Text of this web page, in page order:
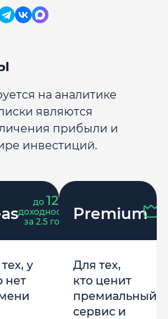
на аналитике
являются
прибыли и
инвестиций.
до 121
доходность
за 2.5 года
у
нет
Premium
Для тех,
кто ценит
премиальный
сервис и